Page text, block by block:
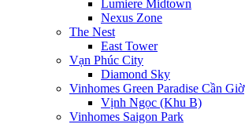
Lumiere Midtown
Nexus Zone
The Nest
East Tower
Vạn Phúc City
Diamond Sky
Vinhomes Green Paradise Cần Giờ
Vịnh Ngọc (Khu B)
Vinhomes Saigon Park